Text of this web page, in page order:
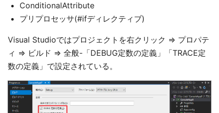
ConditionalAttribute
プリプロセッサ(#ifディレクティブ)
Visual Studioではプロジェクトを右クリック ⇒ プロパテ
ィ ⇒ ビルド ⇒ 全般-「DEBUG定数の定義」「TRACE定
数の定義」で設定されている。